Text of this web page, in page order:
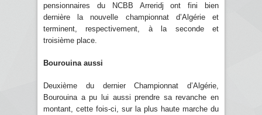
pensionnaires du NCBB Arreridj ont fini bien
dernière la nouvelle championnat d’Algérie et
terminent, respectivement, à la seconde et
troisième place.
Bourouina aussi
Deuxième du dernier Championnat d’Algérie,
Bourouina a pu lui aussi prendre sa revanche en
montant, cette fois-ci, sur la plus haute marche du